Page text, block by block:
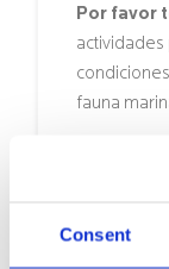
Consent
Por favor
fauna